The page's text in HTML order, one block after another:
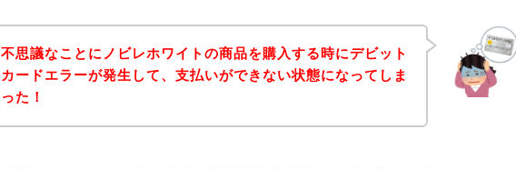
不思議なことにノビレホワイトの商品を購入する時にデビット
カードエラーが発生して、支払いができない状態になってしま
った！